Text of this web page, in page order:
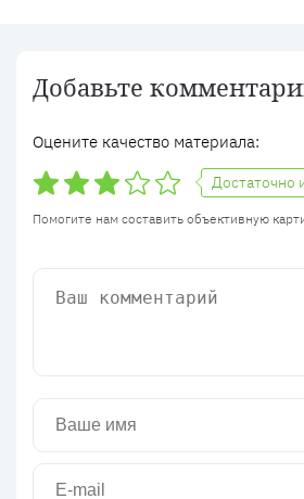
Добавьте
Оцените качество материала:
Достаточно
Помогите нам составить объективную